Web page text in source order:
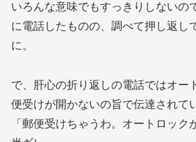
いろんな意味でもすっきりしないの
に電話したものの、調べて押し返し
に。
で、肝心の折り返しの電話ではオー
便受けが開かないの旨で伝達されて
「郵便受けちゃうわ。オートロック